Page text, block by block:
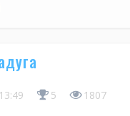
5 1807